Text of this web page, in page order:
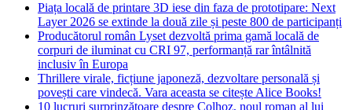
Piața locală de printare 3D iese din faza de prototipare: Next
Layer 2026 se extinde la două zile și peste 800 de participanți
Producătorul român Lyset dezvoltă prima gamă locală de
corpuri de iluminat cu CRI 97, performanță rar întâlnită
inclusiv în Europa
Thrillere virale, ficțiune japoneză, dezvoltare personală și
povești care vindecă. Vara aceasta se citește Alice Books!
10 lucruri surprinzătoare despre Colhoz, noul roman al lui